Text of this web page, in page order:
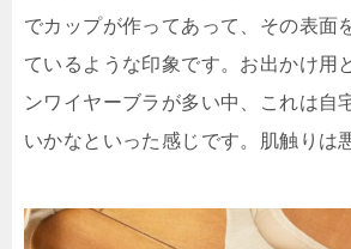
でカップが作ってあって、その表面
ているような印象です。お出かけ用
ンワイヤーブラが多い中、これは自
いかなといった感じです。肌触りは